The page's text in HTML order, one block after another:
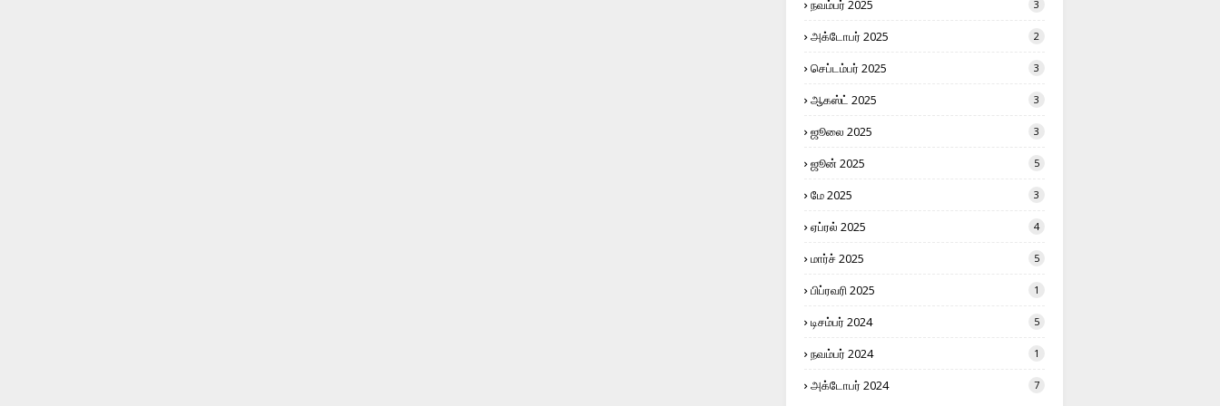
நவம்பர் 2025 3
அக்டோபர் 2025 2
செப்டம்பர் 2025 3
ஆகஸ்ட் 2025 3
ஜூலை 2025 3
ஜூன் 2025 5
மே 2025 3
ஏப்ரல் 2025 4
மார்ச் 2025 5
பிப்ரவரி 2025 1
டிசம்பர் 2024 5
நவம்பர் 2024 1
அக்டோபர் 2024 7